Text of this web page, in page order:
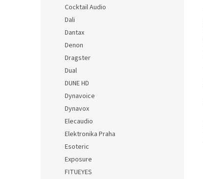
Cocktail Audio
Dali
Dantax
Denon
Dragster
Dual
DUNE HD
Dynavoice
Dynavox
Elecaudio
Elektronika Praha
Esoteric
Exposure
FITUEYES